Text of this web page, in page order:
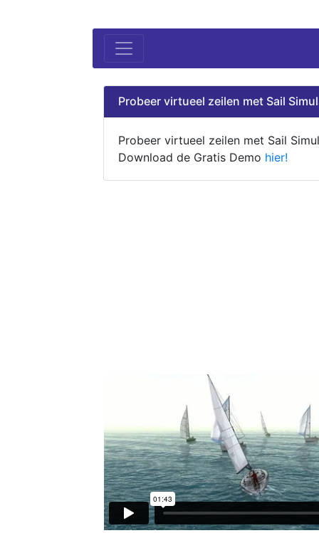
Probeer virtueel zeilen met Sail
Probeer virtueel zeilen met Sail
Download de Gratis Demo hier!